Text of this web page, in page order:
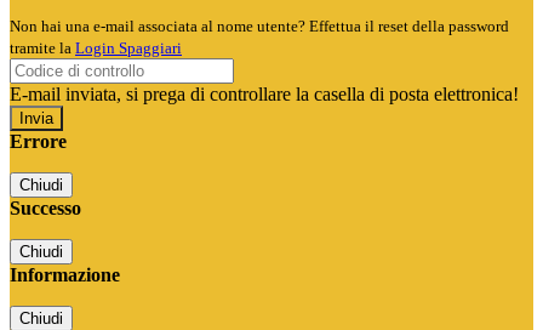
Non hai una e-mail associata al nome utente? Effettua il reset della password
tramite la Login Spaggiari
E-mail inviata, si prega di controllare la casella di posta elettronica!
Errore
Chiudi
Successo
Chiudi
Informazione
Chiudi